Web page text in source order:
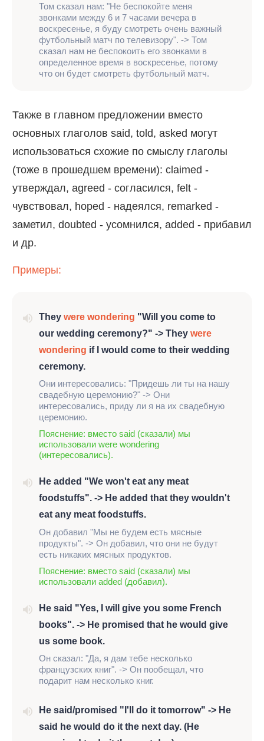
Том сказал нам: "Не беспокойте меня
звонками между 6 и 7 часами вечера в
воскресенье, я буду смотреть очень важный
футбольный матч по телевизору". -> Том
сказал нам не беспокоить его звонками в
определенное время в воскресенье, потому
что он будет смотреть футбольный матч.
Также в главном предложении вместо
основных глаголов said, told, asked могут
использоваться схожие по смыслу глаголы
(тоже в прошедшем времени): claimed -
утверждал, agreed - согласился, felt -
чувствовал, hoped - надеялся, remarked -
заметил, doubted - усомнился, added - прибавил
и др.
Примеры:
They were wondering "Will you come to
our wedding ceremony?" -> They were
wondering if I would come to their wedding
ceremony.
Они интересовались: "Придешь ли ты на нашу
свадебную церемонию?" -> Они
интересовались, приду ли я на их свадебную
церемонию.
Пояснение: вместо said (сказали) мы
использовали were wondering
(интересовались).
He added "We won't eat any meat
foodstuffs". -> He added that they wouldn't
eat any meat foodstuffs.
Он добавил "Мы не будем есть мясные
продукты". -> Он добавил, что они не будут
есть никаких мясных продуктов.
Пояснение: вместо said (сказали) мы
использовали added (добавил).
He said "Yes, I will give you some French
books". -> He promised that he would give
us some book.
Он сказал: "Да, я дам тебе несколько
французских книг". -> Он пообещал, что
подарит нам несколько книг.
He said/promised "I'll do it tomorrow" -> He
said he would do it the next day. (He